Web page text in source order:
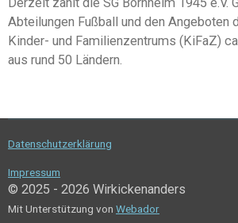
Abteilungen Fußball und den Angeboten
Kinder- und Familienzentrums (KiFaZ)
aus rund 50 Ländern.
Datenschutzerklärung
Impressum
© 2025 - 2026 Wirkickenanders
Mit Unterstützung von Webador